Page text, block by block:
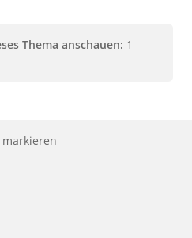
Thema anschauen: 1
markieren